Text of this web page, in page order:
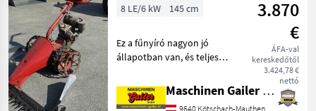
3.870
€
ÁFA-val
kereskedőtől
3.424,78 €
nettó
8 LE/6 kW 145 cm
Ez a fűnyíró nagyon jó
állapotban van, és teljes
rendelkezik: 145 cm-es
vágókerettel, MAG
Maschinen Gailer GmbH
9640 Kötschach-Mauthen